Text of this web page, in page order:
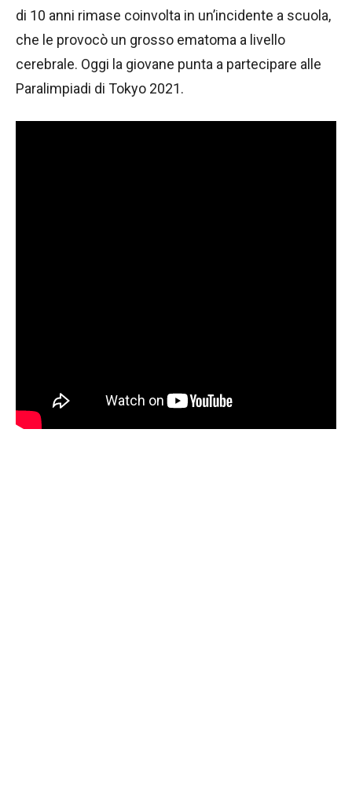
di 10 anni rimase coinvolta in un’incidente a scuola,
che le provocò un grosso ematoma a livello
cerebrale. Oggi la giovane punta a partecipare alle
Paralimpiadi di Tokyo 2021.